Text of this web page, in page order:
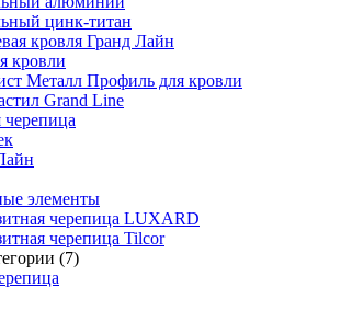
цинк-титан
кровля Гранд Лайн
кровли
Металл Профиль для кровли
Grand Line
элементы
черепица LUXARD
черепица Tilcor
(7)